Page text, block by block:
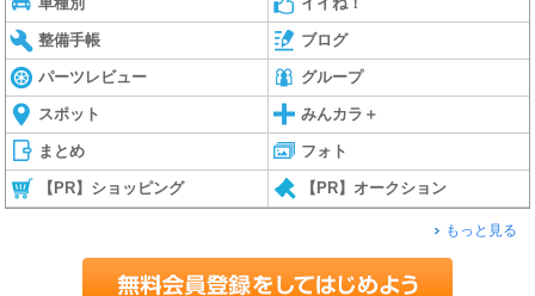
整備手帳 ブログ
パーツレビュー グループ
スポット みんカラ＋
まとめ フォト
【PR】ショッピング 【PR】オークション
もっと見る